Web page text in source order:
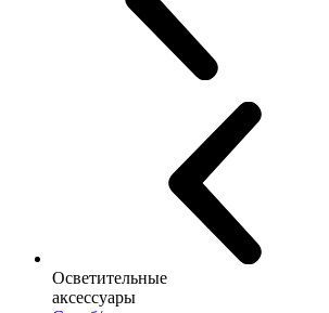
Осветительные
аксессуары